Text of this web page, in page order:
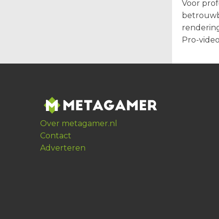
Voor
Pro-
Over metagamer.nl
Contact
Adverteren